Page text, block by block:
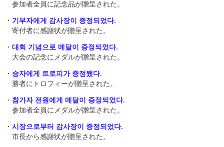
参加者全員に記念品が贈呈された。
・ 기부자에게 감사장이 증정되었다.
寄付者に感謝状が贈呈された。
・ 대회 기념으로 메달이 증정되었다.
大会の記念にメダルが贈呈された。
・ 승자에게 트로피가 증정됐다.
勝者にトロフィーが贈呈された。
・ 참가자 전원에게 메달이 증정되었다.
参加者全員にメダルが贈呈された。
・ 시장으로부터 감사장이 증정되었다.
市長から感謝状が贈呈された。